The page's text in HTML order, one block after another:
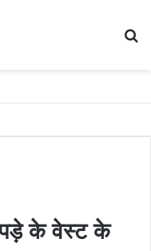
के वेस्ट के